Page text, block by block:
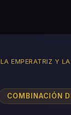
LA EMPERATRIZ Y
COMBINACIÓN